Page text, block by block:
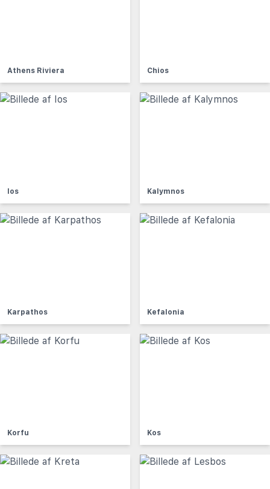
Athens Riviera Chios
Ios Kalymnos
Karpathos Kefalonia
Korfu Kos